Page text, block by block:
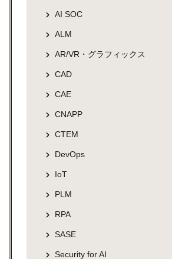
AI SOC
ALM
AR/VR・グラフィックス
CAD
CAE
CNAPP
CTEM
DevOps
IoT
PLM
RPA
SASE
Security for AI